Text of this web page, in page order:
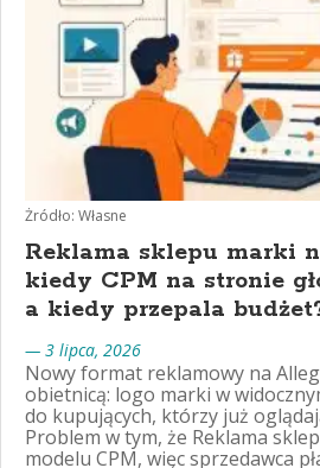
Żródło: Własne
Reklama sklepu marki
kiedy CPM na stronie
a kiedy przepala
— 3 lipca, 2026
Nowy format reklamowy na
obietnicą: logo marki w
do kupujących, którzy już
Problem w tym, że Reklama
modelu CPM, więc sprzedawca